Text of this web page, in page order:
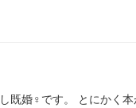
既婚♀です。
とにかく本